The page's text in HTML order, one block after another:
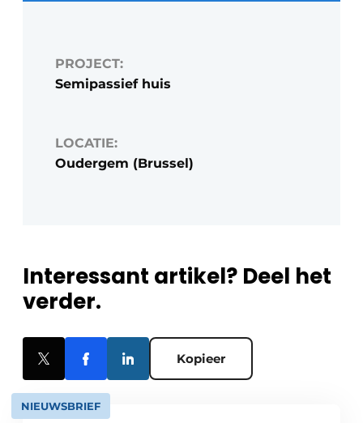
PROJECT:
Semipassief huis
LOCATIE:
Oudergem (Brussel)
Interessant artikel? Deel het
verder.
Kopieer
NIEUWSBRIEF